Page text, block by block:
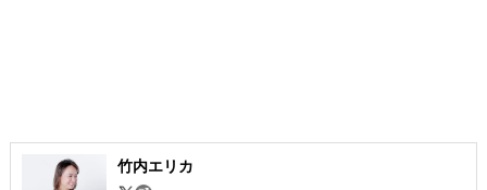
竹内エリカ